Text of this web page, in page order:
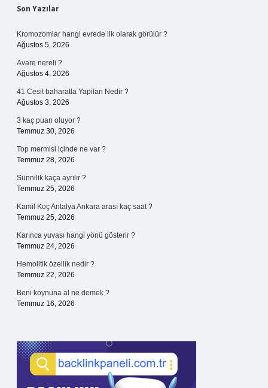
Sidebar
Son Yazılar
Kromozomlar hangi evrede ilk olarak görülür ?
Ağustos 5, 2026
Avare nereli ?
Ağustos 4, 2026
41 Cesit baharatla Yapilan Nedir ?
Ağustos 3, 2026
3 kaç puan oluyor ?
Temmuz 30, 2026
Top mermisi içinde ne var ?
Temmuz 28, 2026
Sünnilik kaça ayrılır ?
Temmuz 25, 2026
Kamil Koç Antalya Ankara arası kaç saat ?
Temmuz 25, 2026
Karınca yuvası hangi yönü gösterir ?
Temmuz 24, 2026
Hemolitik özellik nedir ?
Temmuz 22, 2026
Beni koynuna al ne demek ?
Temmuz 16, 2026